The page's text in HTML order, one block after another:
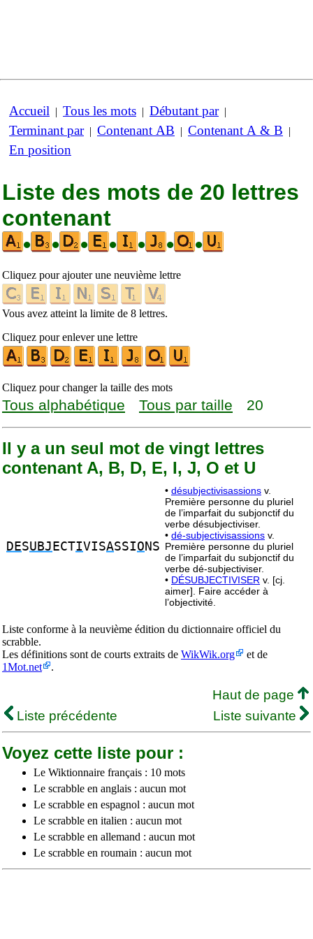
Accueil | Tous les mots | Débutant par|
Terminant par| Contenant AB | Contenant A & B |
En position
Liste des mots de 20 lettres
contenant
•
• • • • • •
Cliquez pour ajouter une neuvième lettre
Vous avez atteint la limite de 8 lettres.
Cliquez pour enlever une lettre
Cliquez pour changer la taille des mots
Tous alphabétique Tous par taille 20
Il y a un seul mot de vingt lettres
contenant A, B, D, E, I, J, O et U
DESUBJ ECTIVISASSIO NS
• désubjectivisassions v.
Première personne du pluriel
de l’imparfait du subjonctif du
verbe désubjectiviser.
• dé-subjectivisassions v.
Première personne du pluriel
de l’imparfait du subjonctif du
verbe dé-subjectiviser.
• DÉSUBJECTIVISER v. [cj.
aimer]. Faire accéder à
l’objectivité.
Liste conforme à la neuvième édition du dictionnaire officiel du
scrabble.
Les définitions sont de courts extraits de WikWik.org
et de
1Mot.net
.
Haut de page
Liste précédente
Liste suivante
Voyez cette liste pour :
Le Wiktionnaire français : 10 mots
Le scrabble en anglais : aucun mot
Le scrabble en espagnol : aucun mot
Le scrabble en italien : aucun mot
Le scrabble en allemand : aucun mot
Le scrabble en roumain : aucun mot